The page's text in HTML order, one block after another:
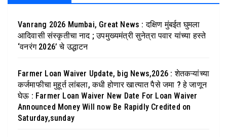
Vanrang 2026 Mumbai, Great News : दक्षिण मुंबईत घुमला
आदिवासी संस्कृतीचा नाद ; उपमुख्यमंत्री सुनेत्रा पवार यांच्या हस्ते
‘वनरंग 2026’ चे उद्धाटन
Farmer Loan Waiver Update, big News,2026 : शेतकऱ्यांच्या
कर्जमाफीचा मुहूर्त लांबला, कधी होणार खात्यात पैसे जमा ? हे जाणून
घेऊ : Farmer Loan Waiver New Date For Loan Waiver
Announced Money Will now Be Rapidly Credited on
Saturday,sunday